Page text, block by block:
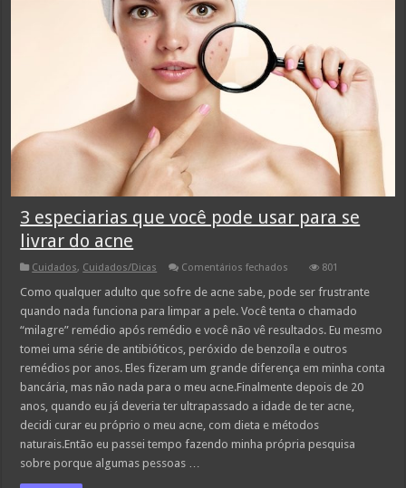
3 especiarias que você pode usar para se
livrar do acne
Cuidados, Cuidados/Dicas Comentários fechados
especiarias
você
pode
usar
para
livrar
do
acne
801
Como qualquer adulto que sofre de acne sabe, pode ser frustrante
quando nada funciona para limpar a pele. Você tenta o chamado
“milagre” remédio após remédio e você não vê resultados. Eu mesmo
tomei uma série de antibióticos, peróxido de benzoíla e outros
remédios por anos. Eles fizeram um grande diferença em minha conta
bancária, mas não nada para o meu acne.Finalmente depois de 20
anos, quando eu já deveria ter ultrapassado a idade de ter acne,
decidi curar eu próprio o meu acne, com dieta e métodos
naturais.Então eu passei tempo fazendo minha própria pesquisa
sobre porque algumas pessoas …